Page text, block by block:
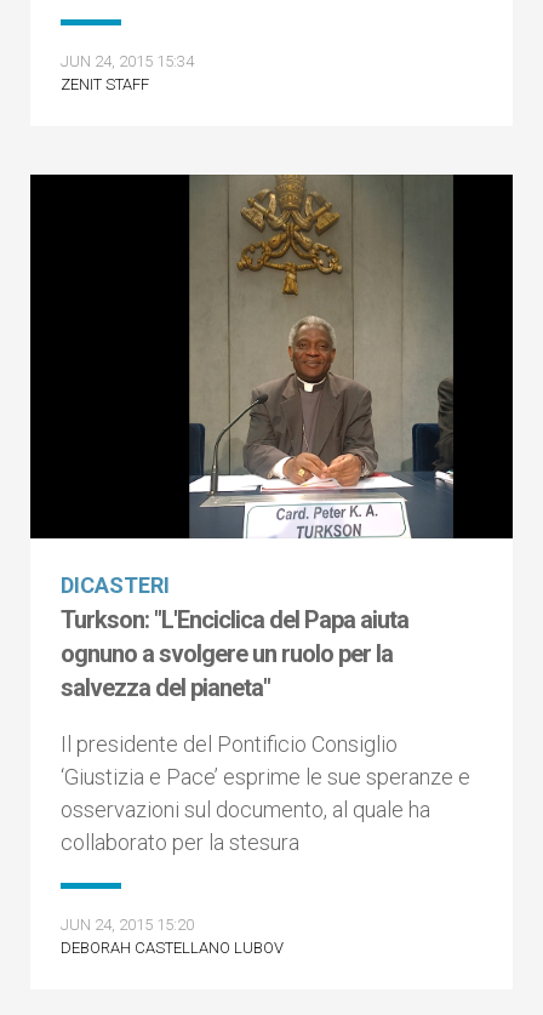
JUN 24, 2015 15:34
ZENIT STAFF
DICASTERI
Turkson: "L'Enciclica del Papa aiuta
ognuno a svolgere un ruolo per la
salvezza del pianeta"
Il presidente del Pontificio Consiglio
‘Giustizia e Pace’ esprime le sue speranze e
osservazioni sul documento, al quale ha
collaborato per la stesura
JUN 24, 2015 15:20
DEBORAH CASTELLANO LUBOV